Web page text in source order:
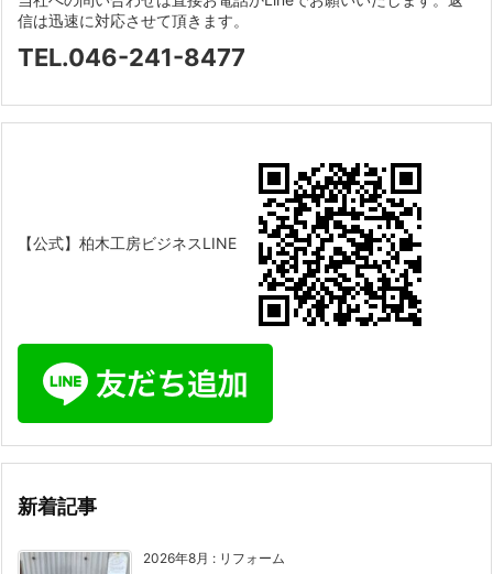
信は迅速に対応させて頂きます。
TEL.046-241-8477
【公式】柏木工房ビジネスLINE
新着記事
2026年8月 : リフォーム